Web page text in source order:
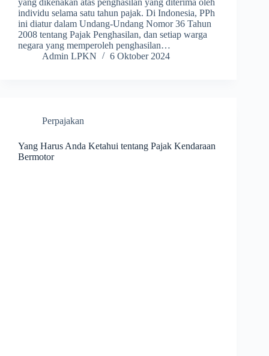
yang dikenakan atas penghasilan yang diterima oleh
individu selama satu tahun pajak. Di Indonesia, PPh
ini diatur dalam Undang-Undang Nomor 36 Tahun
2008 tentang Pajak Penghasilan, dan setiap warga
negara yang memperoleh penghasilan…
Admin LPKN
6 Oktober 2024
Perpajakan
Yang Harus Anda Ketahui tentang Pajak Kendaraan
Bermotor